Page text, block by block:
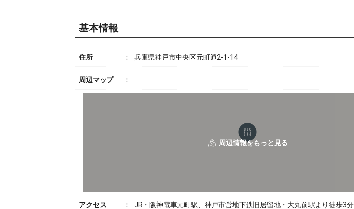
基本情報
住所 兵庫県神戸市中央区元町通2-1-14
周辺マップ
アクセス JR・阪神電車元町駅、神戸市営地下鉄旧居留地・大丸前駅より徒歩3分